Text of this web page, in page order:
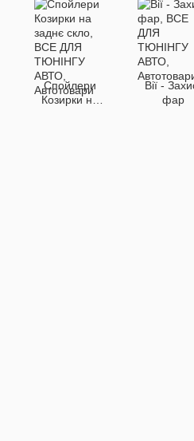
Спойлери
Козирки на
Вії -
фар